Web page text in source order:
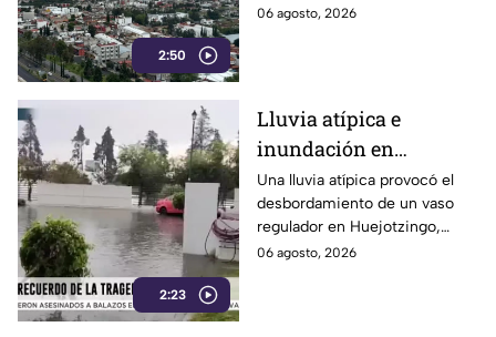
2:50
y alta probabilidad de
06 agosto, 2026
2:23
Lluvia atípica e
inundación en
Hacienda Los Sauces,
Huejotzingo: reparan
barda tras colapso
Una lluvia atípica provocó el
desbordamiento de un vaso
regulador en Huejotzingo,
afectando viviendas y
06 agosto, 2026